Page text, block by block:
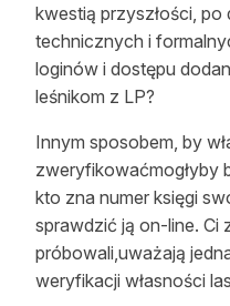
kwestią przyszłości,
technicznych i
loginów i dostępu
leśnikom z LP?
Innym sposobem, by
zweryfikowaćmogłyby
kto zna numer księgi
sprawdzić ją on-line. Ci
próbowali,uważają
weryfikacji własności